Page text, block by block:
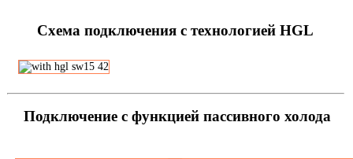
Схема подключения с технологией HGL
Подключение с функцией пассивного холода